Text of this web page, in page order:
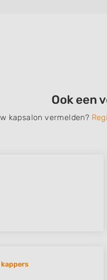
Ook een
kapsalon vermelden?